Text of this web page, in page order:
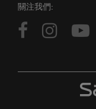
關注我們: